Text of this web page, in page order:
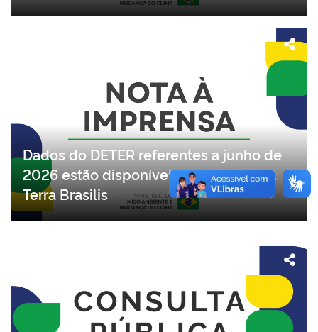
Desertificação
Dados do DETER referentes a junho de
2026 estão disponíveis na plataforma
Terra Brasilis